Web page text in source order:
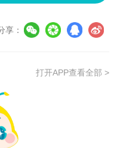
，取得经济、统计、
享：
打开APP查看全部 >